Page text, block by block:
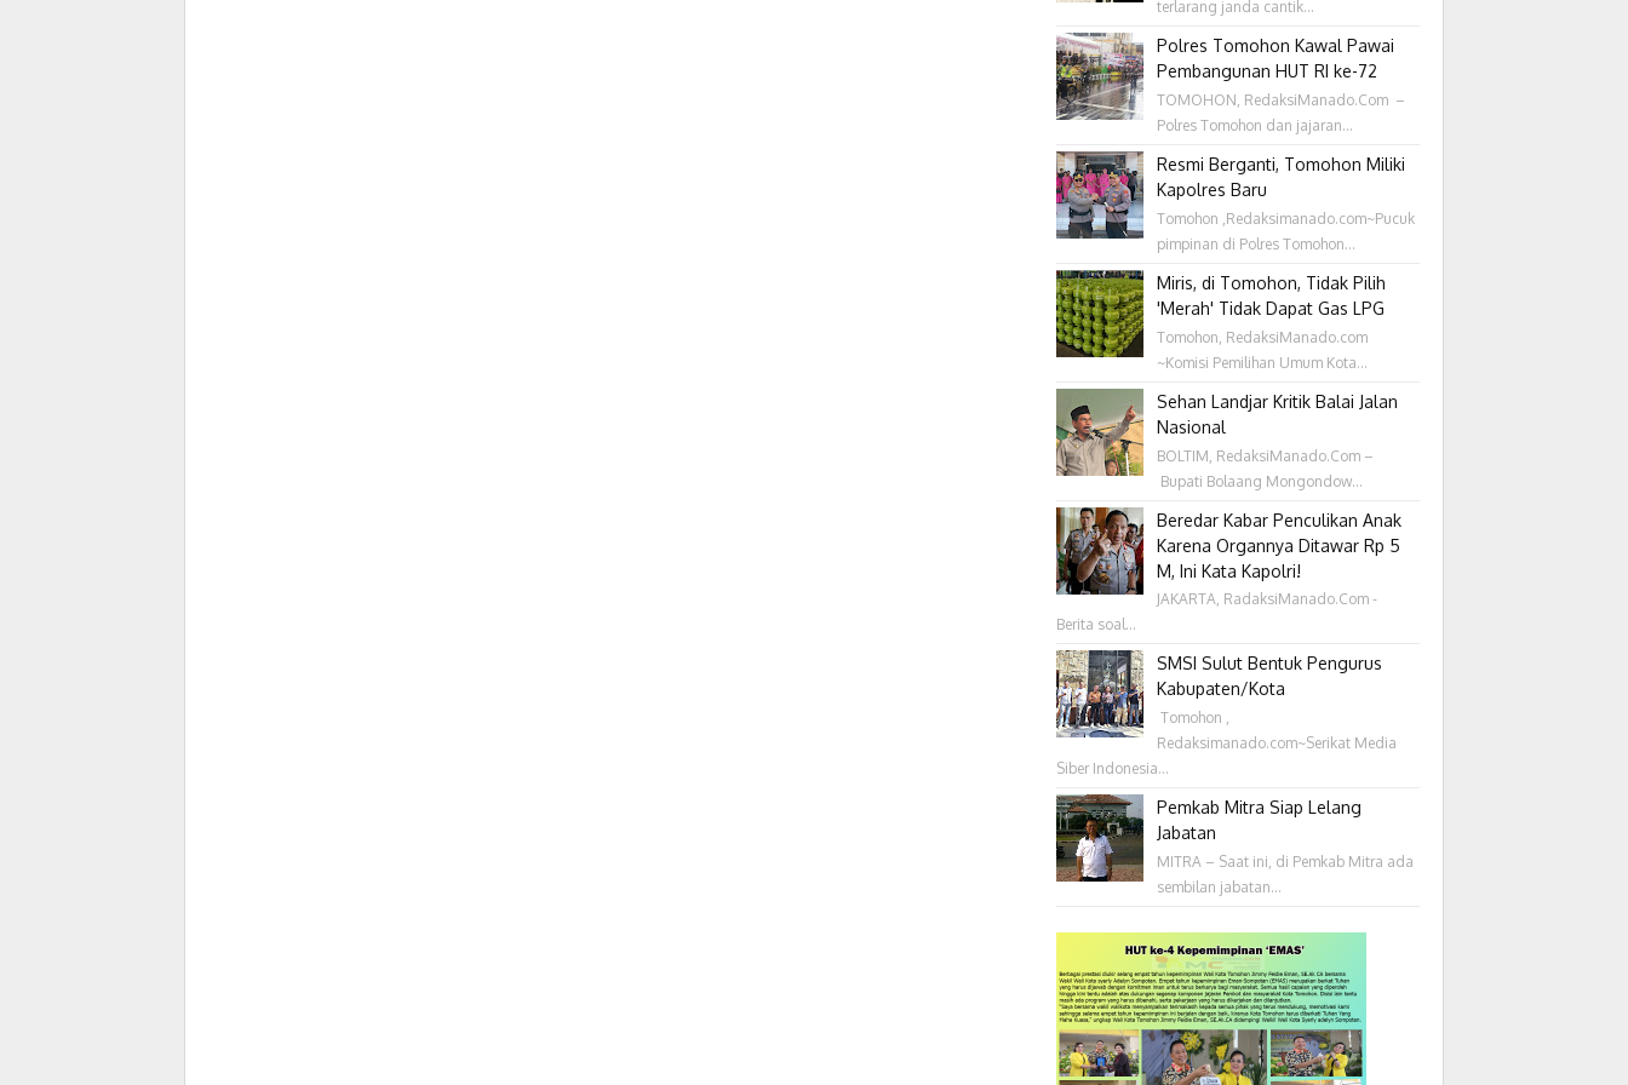
terlarang janda cantik...
Polres Tomohon Kawal Pawai
Pembangunan HUT RI ke-72
TOMOHON, RedaksiManado.Com –
Polres Tomohon dan jajaran...
Resmi Berganti, Tomohon Miliki
Kapolres Baru
Tomohon ,Redaksimanado.com~Pucuk
pimpinan di Polres Tomohon...
Miris, di Tomohon, Tidak Pilih
'Merah' Tidak Dapat Gas LPG
Tomohon, RedaksiManado.com
~Komisi Pemilihan Umum Kota...
Sehan Landjar Kritik Balai Jalan
Nasional
BOLTIM, RedaksiManado.Com –
Bupati Bolaang Mongondow...
Beredar Kabar Penculikan Anak
Karena Organnya Ditawar Rp 5
M, Ini Kata Kapolri!
JAKARTA, RadaksiManado.Com -
Berita soal...
SMSI Sulut Bentuk Pengurus
Kabupaten/Kota
‎ Tomohon ,
Redaksimanado.com~Serikat Media
Siber Indonesia...
Pemkab Mitra Siap Lelang
Jabatan
MITRA – Saat ini, di Pemkab Mitra ada
sembilan jabatan...